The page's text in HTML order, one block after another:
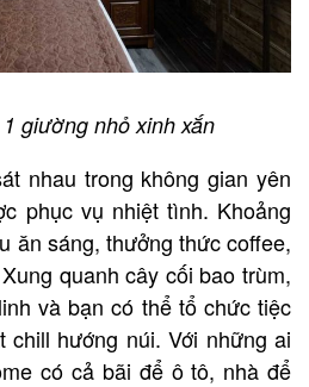
giường nhỏ xinh xắn
nhau trong không gian yên
phục vụ nhiệt tình. Khoảng
ăn sáng, thưởng thức coffee,
quanh cây cối bao trùm,
và bạn có thể tổ chức tiệc
chill hướng núi. Với những ai
có cả bãi để ô tô, nhà để